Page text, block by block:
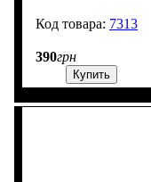
7313
390грн
Купить